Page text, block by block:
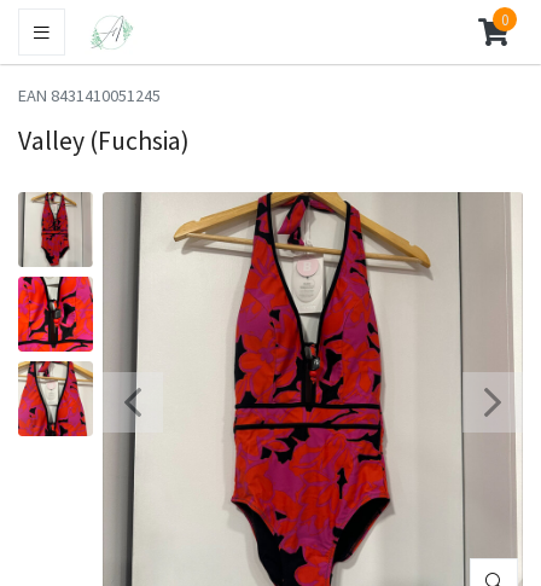
0
EAN 8431410051245
Valley (Fuchsia)